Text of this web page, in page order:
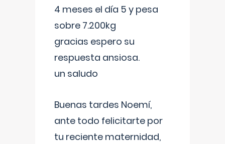
4 meses el día 5 y pesa
sobre 7.200kg
gracias espero su
respuesta ansiosa.
un saludo
Buenas tardes Noemí,
ante todo felicitarte por
tu reciente maternidad,